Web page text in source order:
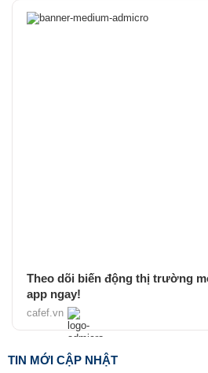
Theo dõi biến động thị trường
app ngay!
cafef.vn
TIN MỚI CẬP NHẬT